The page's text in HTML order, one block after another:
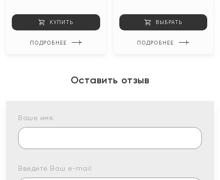
КУПИТЬ
ПОДРОБНЕЕ
ВЫБРАТЬ
ПОДРОБНЕЕ
Оставить отзыв
Ваше имя:
Введите Ваш e-mail: